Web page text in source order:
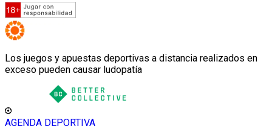
Los juegos y apuestas deportivas a distancia realizados en
exceso pueden causar ludopatía
AGENDA DEPORTIVA